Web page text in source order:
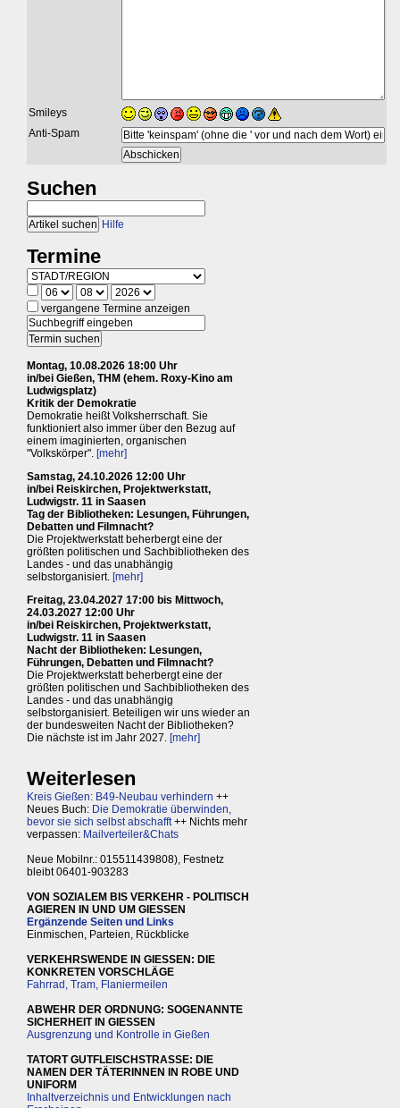
Smileys
Anti-Spam
Suchen
Hilfe
Termine
vergangene Termine anzeigen
Montag, 10.08.2026 18:00 Uhr
in/bei Gießen, THM (ehem. Roxy-Kino am
Ludwigsplatz)
Kritik der Demokratie
Demokratie heißt Volksherrschaft. Sie
funktioniert also immer über den Bezug auf
einem imaginierten, organischen
"Volkskörper". [mehr]
Samstag, 24.10.2026 12:00 Uhr
in/bei Reiskirchen, Projektwerkstatt,
Ludwigstr. 11 in Saasen
Tag der Bibliotheken: Lesungen, Führungen,
Debatten und Filmnacht?
Die Projektwerkstatt beherbergt eine der
größten politischen und Sachbibliotheken des
Landes - und das unabhängig
selbstorganisiert. [mehr]
Freitag, 23.04.2027 17:00 bis Mittwoch,
24.03.2027 12:00 Uhr
in/bei Reiskirchen, Projektwerkstatt,
Ludwigstr. 11 in Saasen
Nacht der Bibliotheken: Lesungen,
Führungen, Debatten und Filmnacht?
Die Projektwerkstatt beherbergt eine der
größten politischen und Sachbibliotheken des
Landes - und das unabhängig
selbstorganisiert. Beteiligen wir uns wieder an
der bundesweiten Nacht der Bibliotheken?
Die nächste ist im Jahr 2027. [mehr]
Weiterlesen
Kreis Gießen: B49-Neubau verhindern ++
Neues Buch: Die Demokratie überwinden,
bevor sie sich selbst abschafft++ Nichts mehr
verpassen: Mailverteiler&Chats
Neue Mobilnr.: 015511439808), Festnetz
bleibt 06401-903283
VON SOZIALEM BIS VERKEHR - POLITISCH
AGIEREN IN UND UM GIESSEN
Ergänzende Seiten und Links
Einmischen, Parteien, Rückblicke
VERKEHRSWENDE IN GIESSEN: DIE
KONKRETEN VORSCHLÄGE
Fahrrad, Tram, Flaniermeilen
ABWEHR DER ORDNUNG: SOGENANNTE
SICHERHEIT IN GIESSEN
Ausgrenzung und Kontrolle in Gießen
TATORT GUTFLEISCHSTRASSE: DIE
NAMEN DER TÄTERINNEN IN ROBE UND
UNIFORM
Inhaltverzeichnis und Entwicklungen nach